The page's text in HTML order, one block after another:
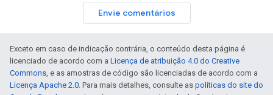
Envie comentários
Exceto em caso de indicação contrária, o conteúdo desta página é
licenciado de acordo com a Licença de atribuição 4.0 do Creative
Commons, e as amostras de código são licenciadas de acordo com a
Licença Apache 2.0. Para mais detalhes, consulte as políticas do site do